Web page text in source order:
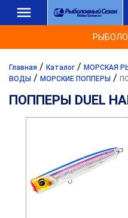
Главная / Каталог / МОРСКАЯ
ВОДЫ / МОРСКИЕ ПОППЕРЫ /
ПОППЕРЫ DUEL